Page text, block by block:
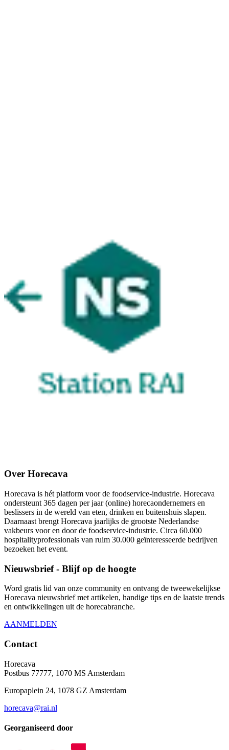
Over Horecava
Horecava is hét platform voor de foodservice-industrie. Horecava
ondersteunt 365 dagen per jaar (online) horecaondernemers en
beslissers in de wereld van eten, drinken en buitenshuis slapen.
Daarnaast brengt Horecava jaarlijks de grootste Nederlandse
vakbeurs voor en door de foodservice-industrie. Circa 60.000
hospitalityprofessionals van ruim 30.000 geïnteresseerde bedrijven
bezoeken het event.
Nieuwsbrief - Blijf op de hoogte
Word gratis lid van onze community en ontvang de tweewekelijkse
Horecava nieuwsbrief met artikelen, handige tips en de laatste trends
en ontwikkelingen uit de horecabranche.
AANMELDEN
Contact
Horecava
Postbus 77777, 1070 MS Amsterdam
Europaplein 24, 1078 GZ Amsterdam
horecava@rai.nl
Georganiseerd door